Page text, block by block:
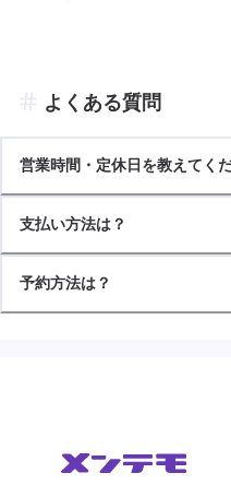
よくある質問
営業時間・定休日を教えてく
支払い方法は？
予約方法は？